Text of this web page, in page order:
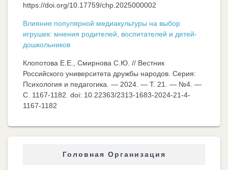
https://doi.org/10.17759/chp.2025000002
Влияние популярной медиакультуры на выбор
игрушек: мнения родителей, воспитателей и детей-
дошкольников
Клопотова Е.Е., Смирнова С.Ю. // Вестник
Российского университета дружбы народов. Серия:
Психология и педагогика. — 2024. — Т. 21. — №4. —
C. 1167-1182. doi: 10.22363/2313-1683-2024-21-4-
1167-1182
Головная Организация